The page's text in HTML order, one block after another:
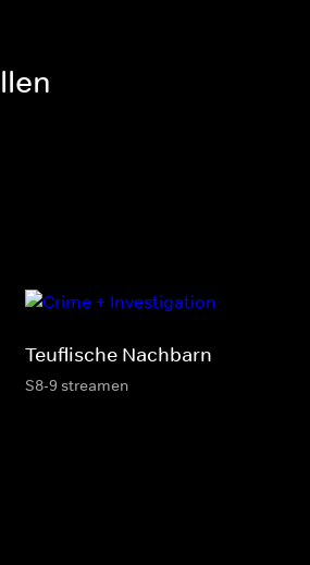
Teuflische Nachbarn
S8-9 streamen